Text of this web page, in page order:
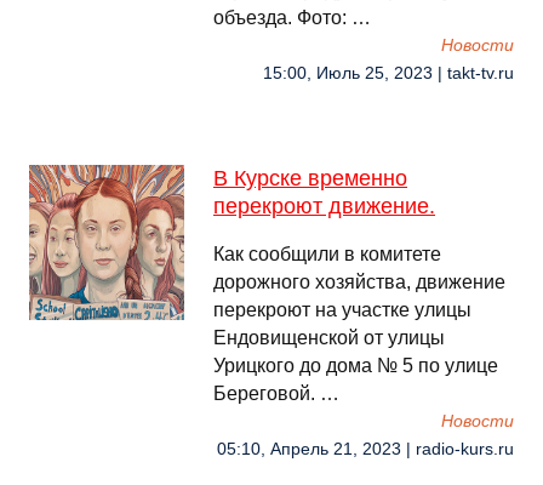
объезда. Фото: …
Новости
15:00, Июль 25, 2023 | takt-tv.ru
В Курске временно
перекроют движение.
Как сообщили в комитете
дорожного хозяйства, движение
перекроют на участке улицы
Ендовищенской от улицы
Урицкого до дома № 5 по улице
Береговой. …
Новости
05:10, Апрель 21, 2023 | radio-kurs.ru